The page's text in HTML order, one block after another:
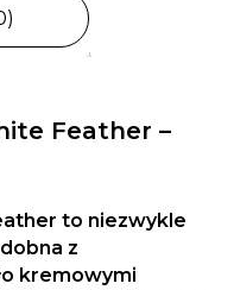
Feather –
to niezwykle
z
kremowymi